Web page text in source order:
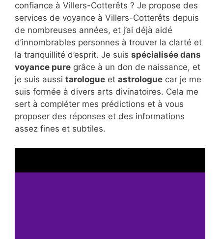
confiance à Villers-Cotterêts ? Je propose des
services de voyance à Villers-Cotterêts depuis
de nombreuses années, et j’ai déjà aidé
d’innombrables personnes à trouver la clarté et
la tranquillité d’esprit. Je suis spécialisée dans
voyance pure grâce à un don de naissance, et
je suis aussi tarologue et astrologue car je me
suis formée à divers arts divinatoires. Cela me
sert à compléter mes prédictions et à vous
proposer des réponses et des informations
assez fines et subtiles.